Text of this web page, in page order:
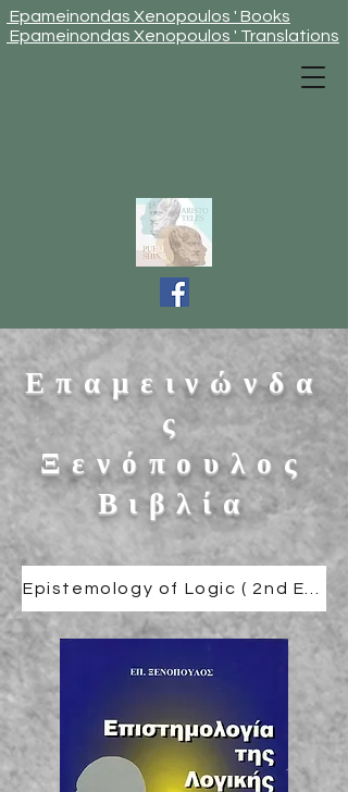
Epameinondas Xenopoulos ' Books
Epameinondas Xenopoulos ' Translations
Επαμεινώνδα
ς
Ξενόπουλος
Βιβλία
Epistemology of Logic ( 2nd